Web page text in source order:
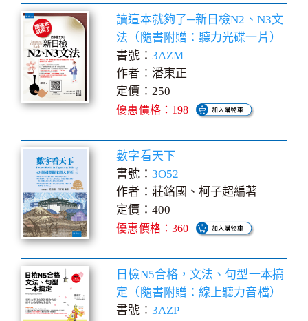
讀這本就夠了─新日檢N2、N3文
法（隨書附贈：聽力光碟一片）
書號： 3AZM
作者：潘東正
定價：250
優惠價格：198
數字看天下
書號： 3O52
作者：莊銘國、柯子超編著
定價：400
優惠價格：360
日檢N5合格，文法、句型一本搞
定（隨書附贈：線上聽力音檔）
書號： 3AZP